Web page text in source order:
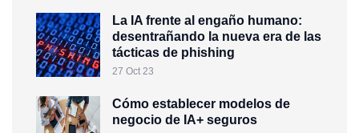
La IA frente al engaño humano:
desentrañando la nueva era de las
tácticas de phishing
27 Oct 23
Cómo establecer modelos de
negocio de IA+ seguros